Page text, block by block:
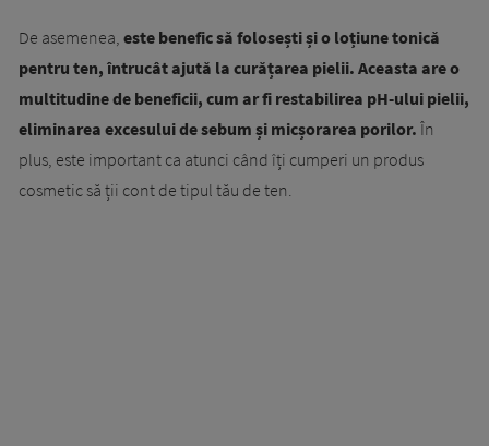
De asemenea, este benefic să folosești și o loțiune tonică
pentru ten, întrucât ajută la curățarea pielii. Aceasta are o
multitudine de beneficii, cum ar fi restabilirea pH-ului pielii,
eliminarea excesului de sebum și micșorarea porilor. În
plus, este important ca atunci când îți cumperi un produs
cosmetic să ții cont de tipul tău de ten.